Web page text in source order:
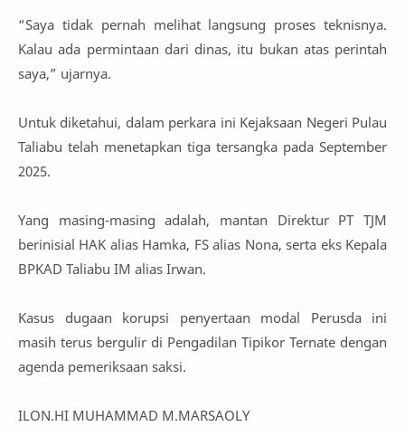
‎“Saya tidak pernah melihat langsung proses teknisnya.
Kalau ada permintaan dari dinas, itu bukan atas perintah
saya,” ujarnya.
‎Untuk diketahui, dalam perkara ini Kejaksaan Negeri Pulau
Taliabu telah menetapkan tiga tersangka pada September
2025.
‎Yang masing-masing adalah, mantan Direktur PT TJM
berinisial HAK alias Hamka, FS alias Nona, serta eks Kepala
BPKAD Taliabu IM alias Irwan.
‎Kasus dugaan korupsi penyertaan modal Perusda ini
masih terus bergulir di Pengadilan Tipikor Ternate dengan
agenda pemeriksaan saksi.
ILON.HI MUHAMMAD M.MARSAOLY